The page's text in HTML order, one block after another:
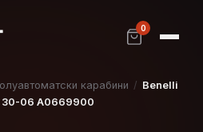
0
карабини / Benelli
30-06 A0669900